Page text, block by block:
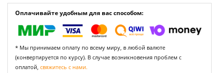
Оплачивайте удобным для вас способом:
* Мы принимаем оплату по всему миру, в любой валюте
(конвертируется по курсу). В случае возникновения проблем с
оплатой, свяжитесь с нами.